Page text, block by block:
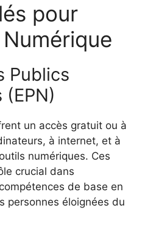
pour
Numérique
Publics
un accès gratuit ou à
à internet, et à
numériques. Ces
crucial dans
de base en
personnes éloignées du